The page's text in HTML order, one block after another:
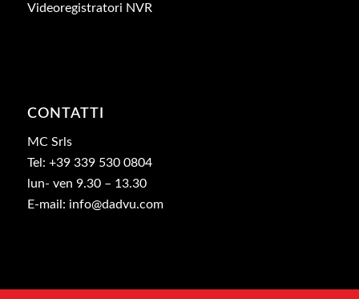
Videoregistratori NVR
CONTATTI
MC Srls
Tel: +39 339 530 0804
lun- ven 9.30 – 13.30
E-mail: info@dadvu.com